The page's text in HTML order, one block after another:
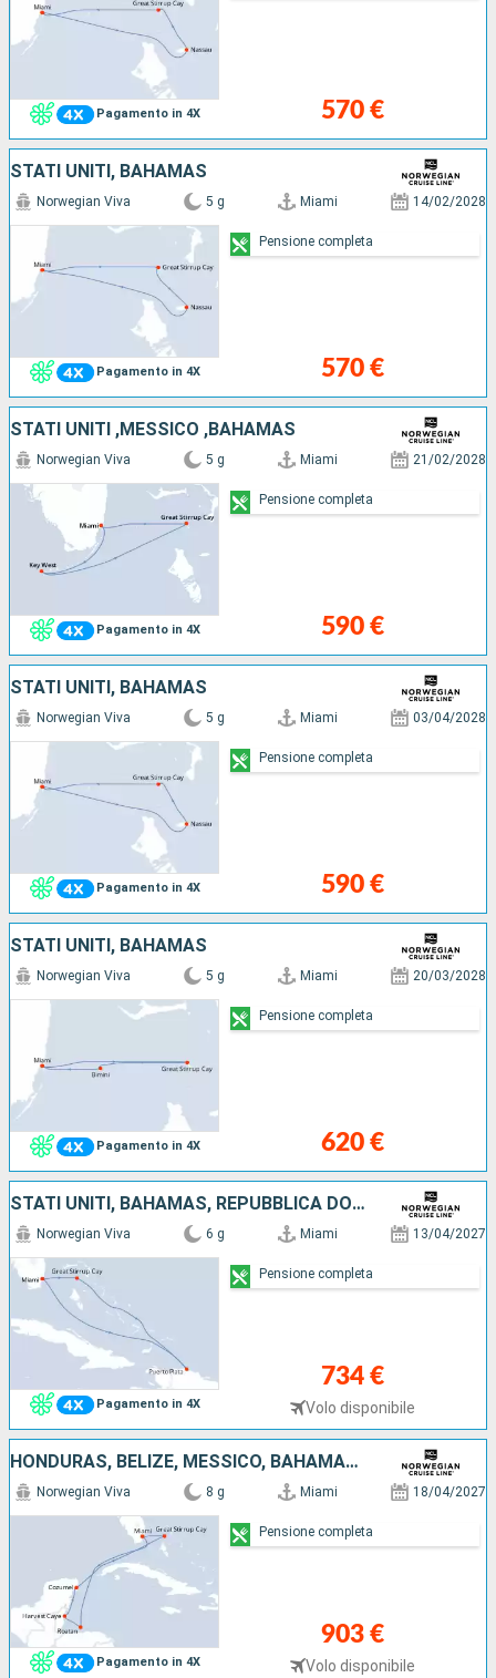
Pagamento in 4X 570 €
STATI UNITI, BAHAMAS
Pagamento in 4X
Norwegian Viva 5 g Miami 14/02/2028
570 €
Pensione completa
STATI UNITI ,MESSICO ,BAHAMAS
Pagamento in 4X
Norwegian Viva 5 g Miami 21/02/2028
590 €
Pensione completa
STATI UNITI, BAHAMAS
Pagamento in 4X
Norwegian Viva 5 g Miami 03/04/2028
590 €
Pensione completa
STATI UNITI, BAHAMAS
Pagamento in 4X
Norwegian Viva 5 g Miami 20/03/2028
620 €
Pensione completa
STATI UNITI, BAHAMAS, REPUBBLICA DOMINICANA
Pagamento in 4X
Norwegian Viva 6 g Miami 13/04/2027
734 €
Volo disponibile
Pensione completa
HONDURAS, BELIZE, MESSICO, BAHAMAS, STATI UNITI
Pagamento in 4X
Norwegian Viva 8 g Miami 18/04/2027
903 €
Volo disponibile
Pensione completa